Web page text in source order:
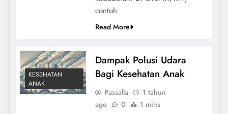
contoh
Read More
KESEHATAN
ANAK
Dampak Polusi Udara
Bagi Kesehatan Anak
Passalla
1 tahun
ago
0 1 mins